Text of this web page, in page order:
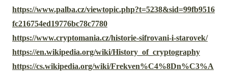
https://www.palba.cz/viewtopic.php?t=5238&sid=99fb9516
fc216754ed19776bc78c7780
https://www.cryptomania.cz/historie-sifrovani-i-starovek/
https://en.wikipedia.org/wiki/History_of_cryptography
https://cs.wikipedia.org/wiki/Frekven%C4%8Dn%C3%A